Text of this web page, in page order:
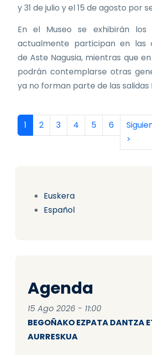
Euskera
Español
Agenda
15 Ago 2026 - 11:00
BEGOÑAKO EZPATA DANTZA
AURRESKUA
y 31 de julio y el 15 de agosto por
En el Museo se exhibirán los
actualmente participan en las
de Aste Nagusia, mientras que
podrán contemplarse otras
ya no forman parte de las salidas
Paginación
Página actual
1 Página
2 Página
3 Página
4 Página
5 Página
6
>